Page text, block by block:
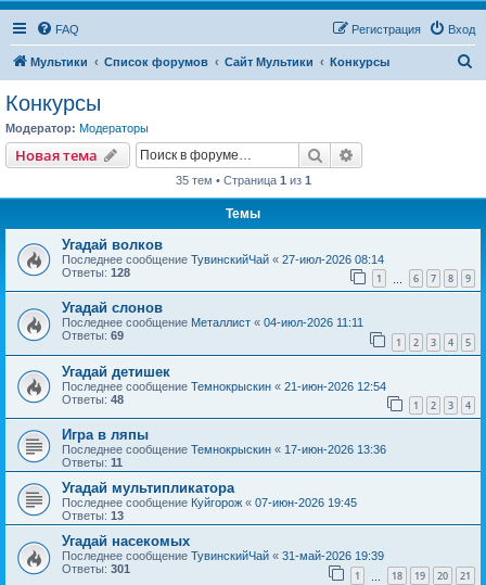
FAQ Вход
Регистрация
Мультики Список форумов Сайт Мультики Конкурсы
Конкурсы
Модератор: Модераторы
Новая тема Поиск
35 тем • Страница 1 из 1
Темы
Угадай волков
Последнее сообщение ТувинскийЧай « 27-июл-2026 08:14
Ответы: 128 1 6 7 8 9
Угадай слонов
Последнее сообщение Металлист « 04-июл-2026 11:11
Ответы: 69 1 2 3 4 5
Угадай детишек
Последнее сообщение Темнокрыскин « 21-июн-2026 12:54
Ответы: 48 1 2 3 4
Игра в ляпы
Последнее сообщение Темнокрыскин « 17-июн-2026 13:36
Ответы: 11
Угадай мультипликатора
Последнее сообщение Куйгорож « 07-июн-2026 19:45
Ответы: 13
Угадай насекомых
Последнее сообщение ТувинскийЧай « 31-май-2026 19:39
Ответы: 301 1 18 19 20 21